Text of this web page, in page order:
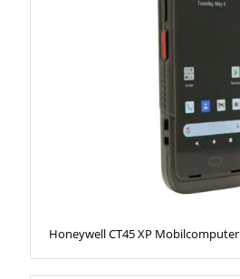
Honeywell CT45 XP Mobilcomputer